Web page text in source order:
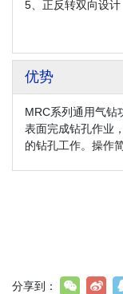
5、正反转双向设计
优势
MRC系列通用气钻
表面完成钻孔作业
的钻孔工作。操作
分享到：